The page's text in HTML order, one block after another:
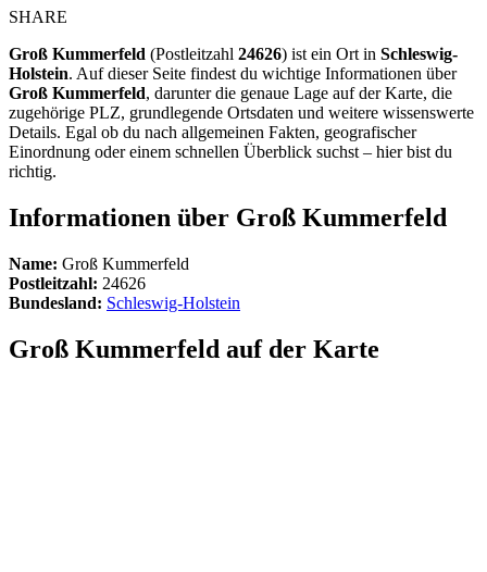
SHARE
Groß Kummerfeld (Postleitzahl 24626) ist ein Ort in Schleswig-
Holstein. Auf dieser Seite findest du wichtige Informationen über
Groß Kummerfeld, darunter die genaue Lage auf der Karte, die
zugehörige PLZ, grundlegende Ortsdaten und weitere wissenswerte
Details. Egal ob du nach allgemeinen Fakten, geografischer
Einordnung oder einem schnellen Überblick suchst – hier bist du
richtig.
Informationen über Groß Kummerfeld
Name: Groß Kummerfeld
Postleitzahl: 24626
Bundesland: Schleswig-Holstein
Groß Kummerfeld auf der Karte